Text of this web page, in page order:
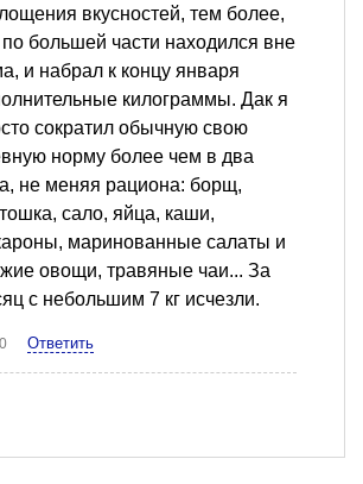
вкусностей, тем более,
по большей части находился вне
и набрал к концу января
килограммы. Дак я
сократил обычную свою
норму более чем в два
не меняя рациона: борщ,
сало, яйца, каши,
маринованные салаты и
овощи, травяные чаи... За
с небольшим 7 кг исчезли.
0 Ответить